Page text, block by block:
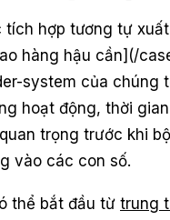
tích hợp tương tự
hàng hậu cần](/
system của chúng
hoạt động, thời
trọng trước khi
vào các con số.
thể bắt đầu từ trung